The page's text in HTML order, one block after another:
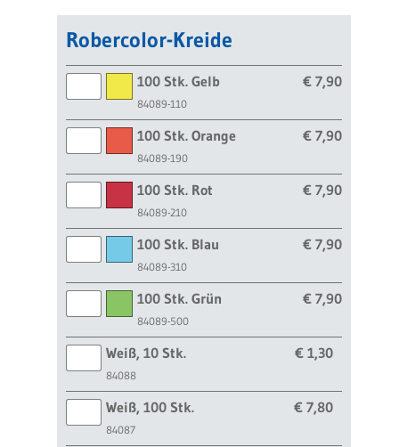
Robercolor-Kreide
100 Stk. Gelb
84089-110
€ 7,90
100 Stk. Orange
84089-190
€ 7,90
100 Stk. Rot
84089-210
€ 7,90
100 Stk. Blau
84089-310
€ 7,90
100 Stk. Grün
84089-500
€ 7,90
Weiß, 10 Stk.
84088
€ 1,30
Weiß, 100 Stk.
84087
€ 7,80